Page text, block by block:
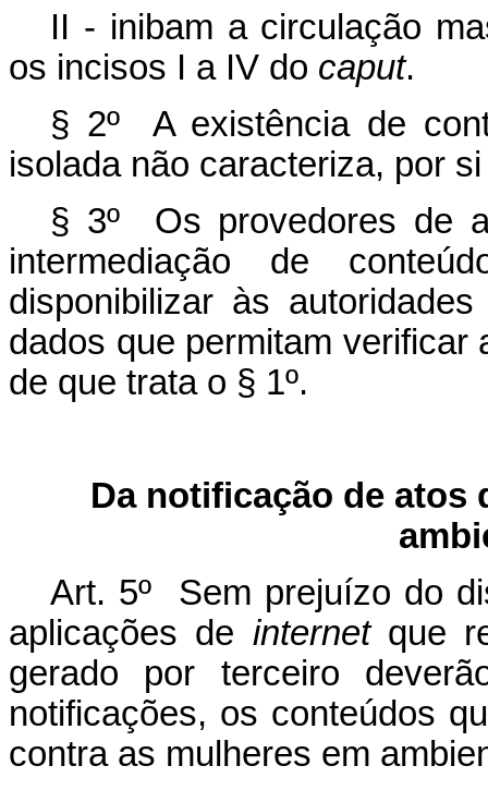
II - inibam a circulação
os incisos I a IV do caput.
§ 2º A existência de
isolada não caracteriza, por
§ 3º Os provedores de
intermediação de
disponibilizar às
dados que permitam
de que trata o § 1º.
Da notificação de atos
Art. 5º Sem prejuízo do
aplicações de internetque
gerado por terceiro
notificações, os conteúdos
contra as mulheres em